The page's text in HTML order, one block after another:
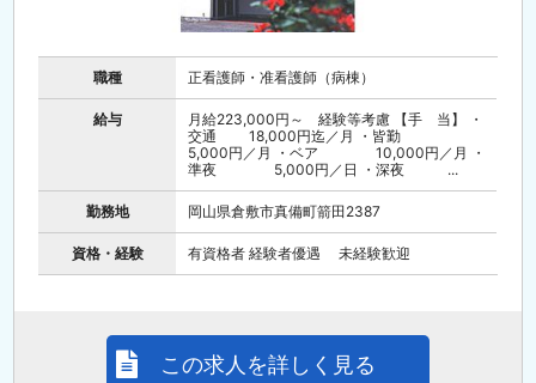
職種 正看護師・准看護師（病棟）
給与
月給223,000円～ 経験等考慮 【手 当】 ・
交通 18,000円迄／月 ・皆勤
5,000円／月 ・ベア 10,000円／月 ・
準夜 5,000円／日 ・深夜 ...
勤務地 岡山県倉敷市真備町箭田2387
資格・経験 有資格者 経験者優遇 未経験歓迎
この求人を詳しく見る